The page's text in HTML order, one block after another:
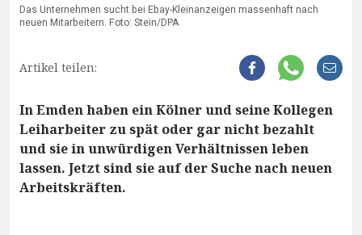
Das Unternehmen sucht bei Ebay-Kleinanzeigen massenhaft nach
neuen Mitarbeitern. Foto: Stein/DPA
Artikel teilen:
In Emden haben ein Kölner und seine Kollegen
Leiharbeiter zu spät oder gar nicht bezahlt
und sie in unwürdigen Verhältnissen leben
lassen. Jetzt sind sie auf der Suche nach neuen
Arbeitskräften.